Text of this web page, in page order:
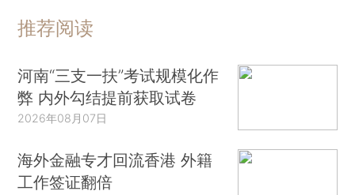
推荐阅读
河南“三支一扶”考试规模化作
弊 内外勾结提前获取试卷
2026年08月07日
海外金融专才回流香港 外籍
工作签证翻倍